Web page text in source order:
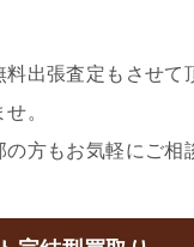
料出張査定もさせて
。
方もお気軽にご相